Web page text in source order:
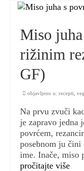
Miso
rižinim
GF)
objavljeno u: recepti
Na prvu zvuči
je zapravo jedna
povrćem,
posebnom ju čini
ime. Inače, miso
pročitajte više